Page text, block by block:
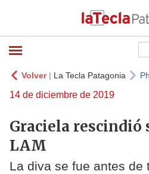
Volver| La Tecla Patagonia
14 de diciembre de 2019
Graciela rescindió
LAM
La diva se fue antes de